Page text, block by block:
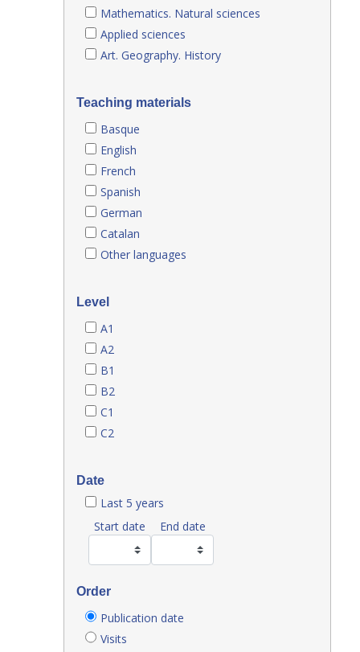
Mathematics. Natural sciences
Applied sciences
Art. Geography. History
Teaching materials
Basque
English
French
Spanish
German
Catalan
Other languages
Level
A1
A2
B1
B2
C1
C2
Date
Last 5 years
Start date
End date
Order
Publication date
Visits